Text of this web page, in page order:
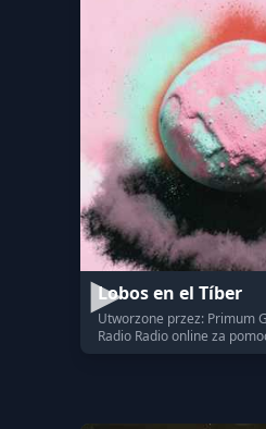
Lobos en el Tíber
Utworzone przez: Primum
Radio Radio online za